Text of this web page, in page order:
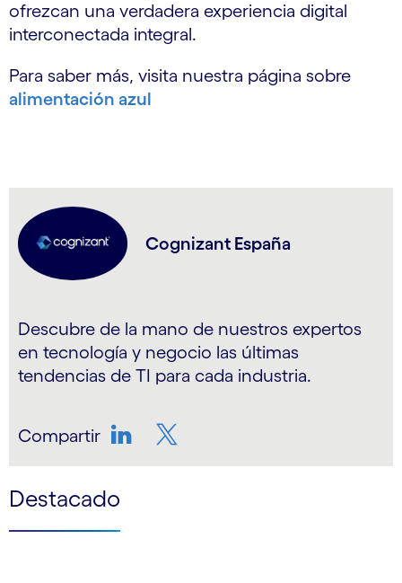
ofrezcan una verdadera experiencia digital
interconectada integral.
Para saber más, visita nuestra página sobre
alimentación azul
Cognizant España
Descubre de la mano de nuestros expertos
en tecnología y negocio las últimas
tendencias de TI para cada industria.
Compartir
Destacado